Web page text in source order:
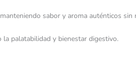
sabor y aroma auténticos sin
palatabilidad y bienestar digestivo.